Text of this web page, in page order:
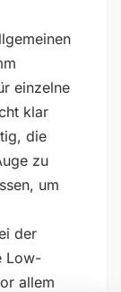
einzelne
klar
die
zu
um
der
Low-
allem